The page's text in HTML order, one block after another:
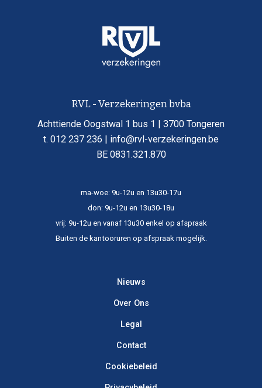
RVL - Verzekeringen bvba
Achttiende Oogstwal 1 bus 1 | 3700 Tongeren
t. 012 237 236 | info@rvl-verzekeringen.be
BE 0831.321.870
ma-woe: 9u-12u en 13u30-17u
don: 9u-12u en 13u30-18u
vrij: 9u-12u en vanaf 13u30 enkel op afspraak
Buiten de kantooruren op afspraak mogelijk.​
Nieuws
Over Ons
Legal
Contact
Cookiebeleid